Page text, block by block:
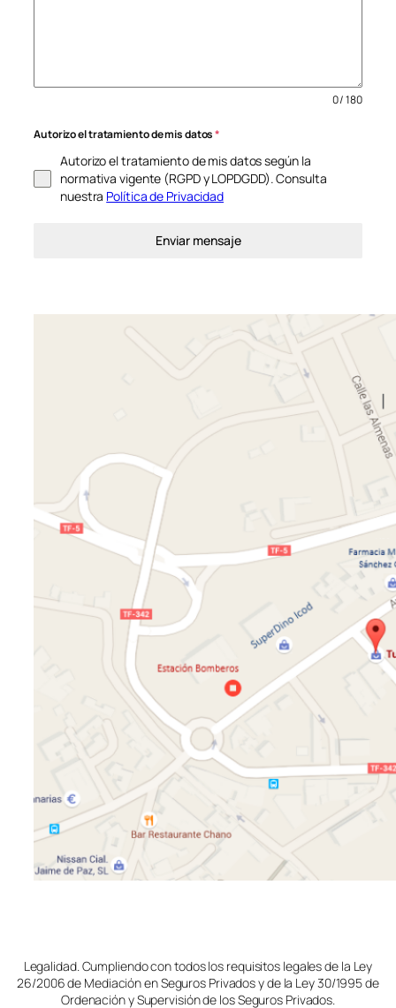
0 / 180
Autorizo el tratamiento de mis datos*
Autorizo el tratamiento de mis datos según la
normativa vigente (RGPD y LOPDGDD). Consulta
nuestra Política de Privacidad
Enviar mensaje
Legalidad. Cumpliendo con todos los requisitos legales de la Ley
26/2006 de Mediación en Seguros Privados y de la Ley 30/1995 de
Ordenación y Supervisión de los Seguros Privados.